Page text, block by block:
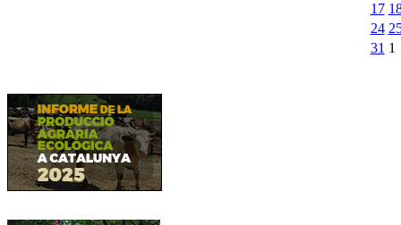
17
24
31 1